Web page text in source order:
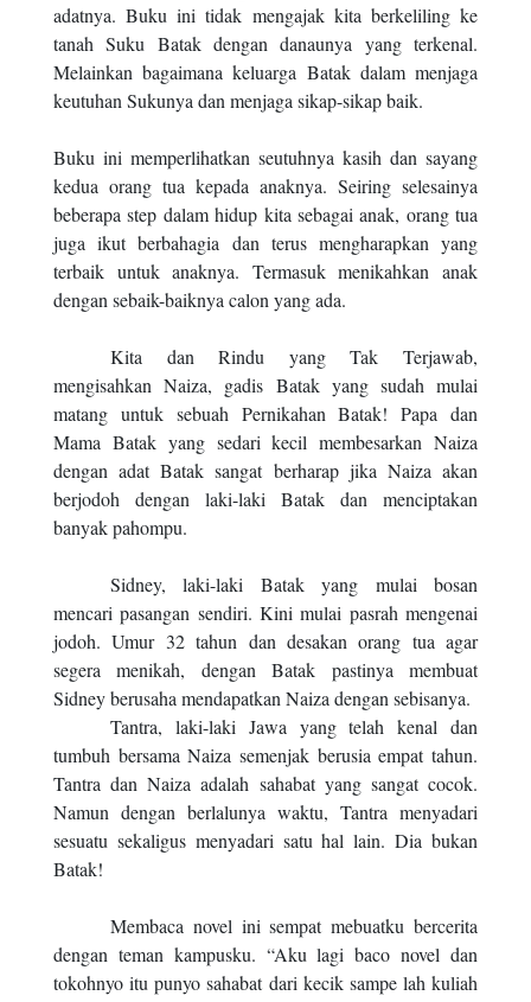
adatnya. Buku ini tidak mengajak kita berkeliling ke
tanah Suku Batak dengan danaunya yang terkenal.
Melainkan bagaimana keluarga Batak dalam menjaga
keutuhan Sukunya dan menjaga sikap-sikap baik.
Buku ini memperlihatkan seutuhnya kasih dan sayang
kedua orang tua kepada anaknya. Seiring selesainya
beberapa step dalam hidup kita sebagai anak, orang tua
juga ikut berbahagia dan terus mengharapkan yang
terbaik untuk anaknya. Termasuk menikahkan anak
dengan sebaik-baiknya calon yang ada.
Kita dan Rindu yang Tak Terjawab,
mengisahkan Naiza, gadis Batak yang sudah mulai
matang untuk sebuah Pernikahan Batak! Papa dan
Mama Batak yang sedari kecil membesarkan Naiza
dengan adat Batak sangat berharap jika Naiza akan
berjodoh dengan laki-laki Batak dan menciptakan
banyak pahompu.
Sidney, laki-laki Batak yang mulai bosan
mencari pasangan sendiri. Kini mulai pasrah mengenai
jodoh. Umur 32 tahun dan desakan orang tua agar
segera menikah, dengan Batak pastinya membuat
Sidney berusaha mendapatkan Naiza dengan sebisanya.
Tantra, laki-laki Jawa yang telah kenal dan
tumbuh bersama Naiza semenjak berusia empat tahun.
Tantra dan Naiza adalah sahabat yang sangat cocok.
Namun dengan berlalunya waktu, Tantra menyadari
sesuatu sekaligus menyadari satu hal lain. Dia bukan
Batak!
Membaca novel ini sempat mebuatku bercerita
dengan teman kampusku. “Aku lagi baco novel dan
tokohnyo itu punyo sahabat dari kecik sampe lah kuliah